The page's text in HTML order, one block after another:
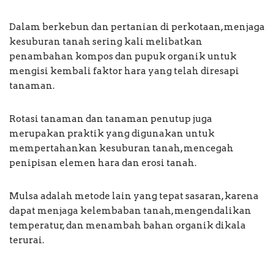
Dalam berkebun dan pertanian di perkotaan, menjaga
kesuburan tanah sering kali melibatkan
penambahan kompos dan pupuk organik untuk
mengisi kembali faktor hara yang telah diresapi
tanaman.
Rotasi tanaman dan tanaman penutup juga
merupakan praktik yang digunakan untuk
mempertahankan kesuburan tanah, mencegah
penipisan elemen hara dan erosi tanah.
Mulsa adalah metode lain yang tepat sasaran, karena
dapat menjaga kelembaban tanah, mengendalikan
temperatur, dan menambah bahan organik dikala
terurai.